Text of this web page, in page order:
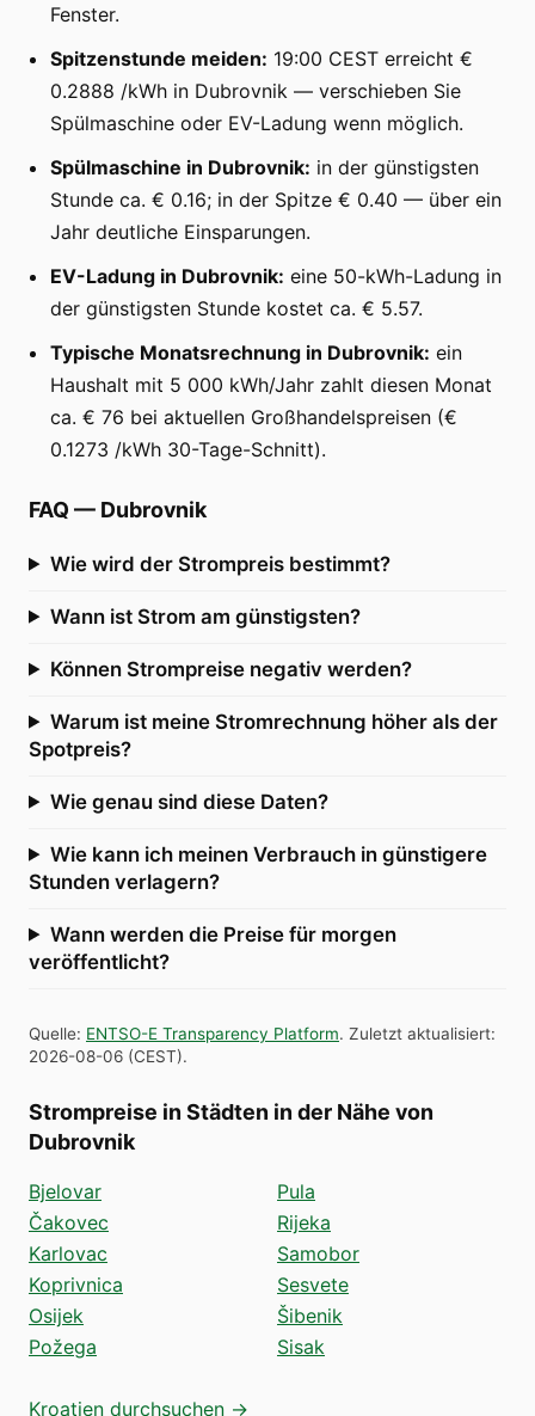
Fenster.
Spitzenstunde meiden: 19:00 CEST erreicht €
0.2888 /kWh in Dubrovnik — verschieben Sie
Spülmaschine oder EV-Ladung wenn möglich.
Spülmaschine in Dubrovnik: in der günstigsten
Stunde ca. € 0.16; in der Spitze € 0.40 — über ein
Jahr deutliche Einsparungen.
EV-Ladung in Dubrovnik: eine 50-kWh-Ladung in
der günstigsten Stunde kostet ca. € 5.57.
Typische Monatsrechnung in Dubrovnik: ein
Haushalt mit 5 000 kWh/Jahr zahlt diesen Monat
ca. € 76 bei aktuellen Großhandelspreisen (€
0.1273 /kWh 30-Tage-Schnitt).
FAQ — Dubrovnik
Wie wird der Strompreis bestimmt?
Wann ist Strom am günstigsten?
Können Strompreise negativ werden?
Warum ist meine Stromrechnung höher als der
Spotpreis?
Wie genau sind diese Daten?
Wie kann ich meinen Verbrauch in günstigere
Stunden verlagern?
Wann werden die Preise für morgen
veröffentlicht?
Quelle: ENTSO-E Transparency Platform. Zuletzt aktualisiert:
2026-08-06 (CEST).
Strompreise in Städten in der Nähe von
Dubrovnik
Bjelovar
Čakovec
Karlovac
Koprivnica
Osijek
Požega
Pula
Rijeka
Samobor
Sesvete
Šibenik
Sisak
Kroatien durchsuchen →